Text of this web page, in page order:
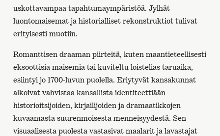
uskottavampaa tapahtumaympäristöä. Jylhät
luontomaisemat ja historialliset rekonstruktiot tulivat
erityisesti muotiin.
Romanttisen draaman piirteitä, kuten maantieteellisesti
eksoottisia maisemia tai kuviteltu loistelias taruaika,
esiintyi jo 1700-luvun puolella. Eriytyvät kansakunnat
alkoivat vahvistaa kansallista identiteettiään
historioitsijoiden, kirjailijoiden ja dramaatikkojen
kuvaamasta suurenmoisesta menneisyydestä. Sen
visuaalisesta puolesta vastasivat maalarit ja lavastajat